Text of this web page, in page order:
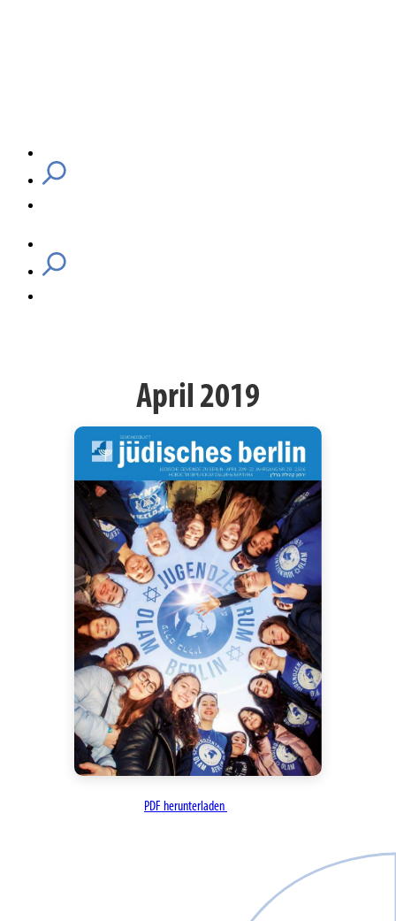
April 2019
PDF herunterladen